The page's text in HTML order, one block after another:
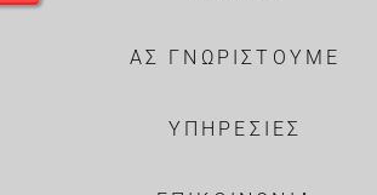
ΑΣ ΓΝΩΡΙΣΤΟΥΜΕ
ΥΠΗΡΕΣΙΕΣ